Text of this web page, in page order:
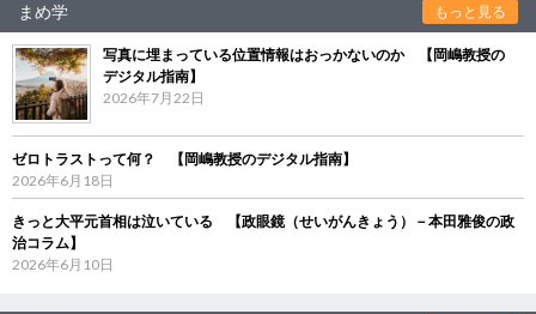
まめ学 もっと見る
写真に埋まっている位置情報はおっかないのか 【岡嶋教授の
デジタル指南】
2026年7月22日
ゼロトラストって何？ 【岡嶋教授のデジタル指南】
2026年6月18日
きっと大平元首相は泣いている 【政眼鏡（せいがんきょう）－本田雅俊の政
治コラム】
2026年6月10日